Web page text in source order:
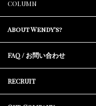
COLUMN
About Wendy's?
FAQ / お問い合わせ
RECRUIT